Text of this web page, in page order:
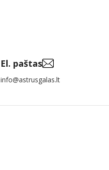
El. paštas
info@astrusgalas.lt